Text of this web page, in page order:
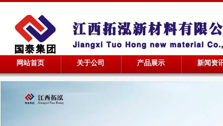
网站首页 关于公司 产品展示 新闻资